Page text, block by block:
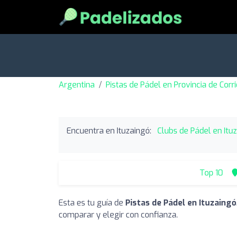
Argentina Pistas de Pádel en Provincia de
Encuentra en Ituzaingó: Clubs de Pádel en
Top 10
Esta es tu guía de Pistas de Pádel en Ituzaingó
comparar y elegir con confianza.